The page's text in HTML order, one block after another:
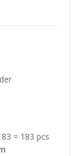
= 183 pcs